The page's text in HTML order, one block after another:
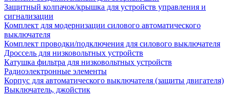
Защитный колпачок/крышка для устройств управления и
сигнализации
Комплект для модернизации силового автоматического
выключателя
Комплект проводки/подключения для силового выключателя
Дроссель для низковольтных устройств
Катушка фильтра для низковольтных устройств
Радиоэлектронные элементы
Корпус для автоматического выключателя (защиты двигателя)
Выключатель, джойстик